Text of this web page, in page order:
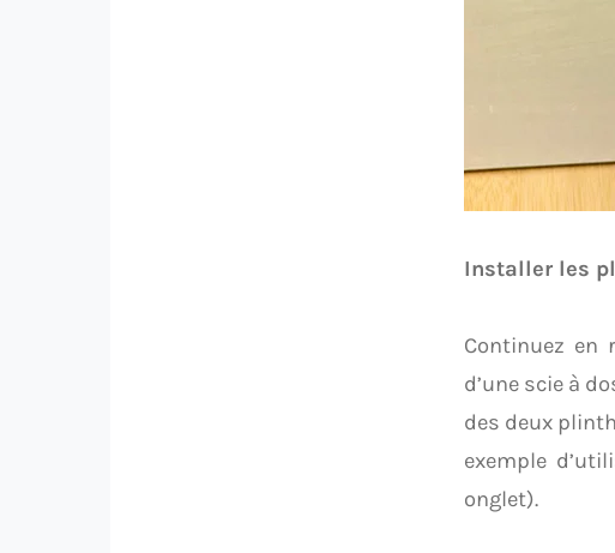
Installer les
Continuez en
d’une scie à
des deux
exemple
onglet).